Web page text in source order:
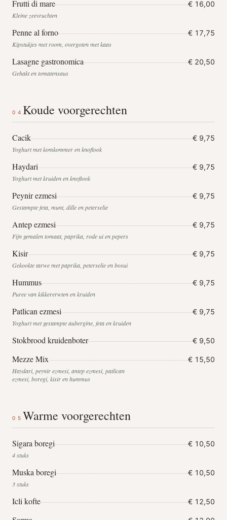
Frutti di mare € 16,00
Kleine zeevruchten
Penne al forno € 17,75
Kipstukjes met room, overgoten met kaas
Lasagne gastronomica € 20,50
Gehakt en tomatensaus
04 Koude voorgerechten
Cacik € 9,75
Yoghurt met komkommer en knoflook
Haydari € 9,75
Yoghurt met kruiden en knoflook
Peynir ezmesi € 9,75
Gestampte feta, munt, dille en peterselie
Antep ezmesi € 9,75
Fijn gemalen tomaat, paprika, rode ui en pepers
Kisir € 9,75
Gekookte tarwe met paprika, peterselie en bosui
Hummus € 9,75
Puree van kikkererwten en kruiden
Patlican ezmesi € 9,75
Yoghurt met gestampte aubergine, feta en kruiden
Stokbrood kruidenboter € 9,50
Mezze Mix € 15,50
Haydari, peynir ezmesi, antep ezmesi, patlican
ezmesi, boregi, kisir en hummus
05 Warme voorgerechten
Sigara boregi € 10,50
4 stuks
Muska boregi € 10,50
3 stuks
Icli kofte € 12,50